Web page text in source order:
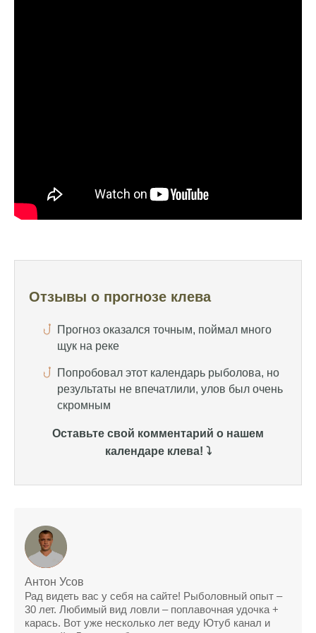
Отзывы о прогнозе клева
иногда нет, это всегда лотерея
Прогноз оказался точным, поймал много
Попробовал этот календарь рыболова, но
скромным
отлично, уловил карпа и налима
Уже второй раз пользуюсь этим прогнозом,
Сегодня благодаря прогнозу клева удалось
Поймал всего одну рыбу, несмотря на
"удачный" прогноз клева, разочарован
Сегодняшний прогноз клева позволил мне
успешно поймать крупную щуку.
Оставьте свой комментарий о нашем
календаре клева! ⤵️
Антон Усов
Рад видеть вас у себя на сайте! Рыболовный опыт –
30 лет. Любимый вид ловли – поплавочная удочка +
карась. Вот уже несколько лет веду Ютуб канал и